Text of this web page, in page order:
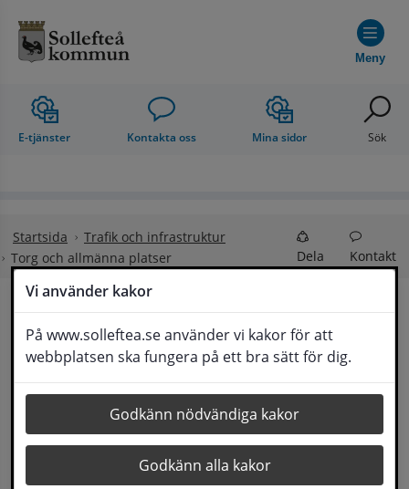
Vi använder kakor
På www.solleftea.se använder vi kakor för att
webbplatsen ska fungera på ett bra sätt för dig.
Godkänn nödvändiga kakor
Godkänn alla kakor
Meny
E-tjänster Kontakta oss Mina sidor Sök
Startsida
Trafik och infrastruktur
Torg och allmänna platser
Dela Kontakt
Torg och allmänna
platser
I Sollefteå kommun finns torg i nära anslutning
till parkering, lekplats, affärer och offentliga
verksamheter. För att få nyttja och driva